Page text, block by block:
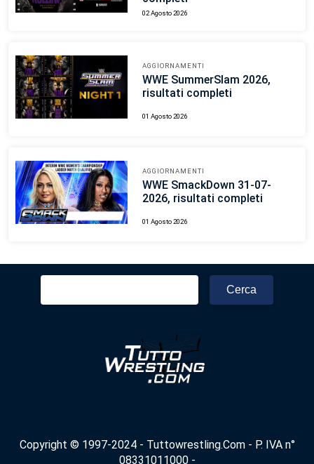
02 Agosto 2026
AGGIORNAMENTI
WWE SummerSlam 2026,
risultati completi
01 Agosto 2026
AGGIORNAMENTI
WWE SmackDown 31-07-
2026, risultati completi
01 Agosto 2026
Ricerca
Copyright © 1997-2024 - Tuttowrestling.Com - P. IVA n°
08331011000 -